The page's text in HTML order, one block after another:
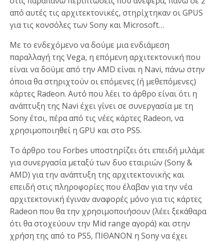
από αυτές τις αρχιτεκτονικές, στηρίχτηκαν οι GPUS
για τις κονσόλες των Sony και Microsoft…
Με το ενδεχόμενο να δούμε μια ενδιάμεση
παραλλαγή της Vega, η επόμενη αρχιτεκτονική που
είναι να δούμε από την AMD είναι η Navi, πάνω στην
όποια θα στηριχτούν οι επόμενες (ή μεθεπόμενες)
κάρτες Radeon. Αυτό που λέει το άρθρο είναι ότι η
ανάπτυξη της Navi έχει γίνει σε συνεργασία με τη
Sony έτσι, πέρα από τις νέες κάρτες Radeon, να
χρησιμοποιηθεί η GPU και στο PS5.
Το άρθρο του Forbes υποστηρίζει ότι επειδή μιλάμε
για συνεργασία μεταξύ των δυο εταιριών (Sony &
AMD) για την ανάπτυξη της αρχιτεκτονικής και
επειδή στις πληροφορίες που έλαβαν για την νέα
αρχιτεκτονική έγιναν αναφορές μόνο για τις κάρτες
Radeon που θα την χρησιμοποιήσουν (λέει ξεκάθαρα
ότι θα στοχεύουν την Mid range αγορά) και στην
χρήση της από το PS5, ΠΙΘΑΝΟΝ η Sony να έχει